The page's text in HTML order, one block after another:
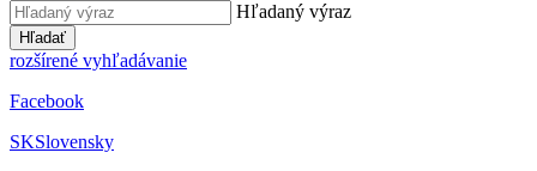
Hľadaný výraz
Hľadať
rozšírené vyhľadávanie
Facebook
SKSlovensky